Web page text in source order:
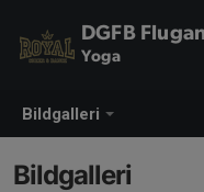
Bildgalleri
DGFB
Yoga
Bildgalleri